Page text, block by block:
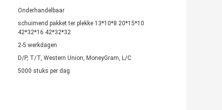
Onderhandelbaar
schuimend pakket ter plekke 13*10*8 20*15*10
42*32*16 42*32*32
2-5 werkdagen
D/P, T/T, Western Union, MoneyGram, L/C
5000 stuks per dag